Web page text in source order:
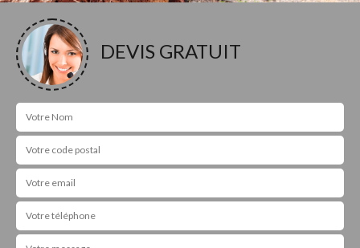
DEVIS GRATUIT